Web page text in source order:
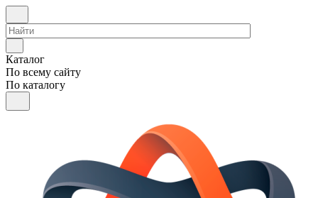
Каталог
По всему сайту
По каталогу